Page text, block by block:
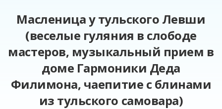
Масленица у тульского Левши
(веселые гуляния в слободе
мастеров, музыкальный прием в
доме Гармоники Деда
Филимона, чаепитие с блинами
из тульского самовара)